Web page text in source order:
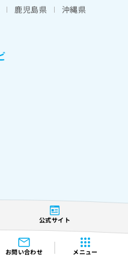
お問い合わせ メニュー
公式サイト
鹿児島県 沖縄県